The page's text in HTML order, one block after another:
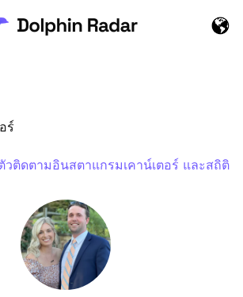
ร์
วติดตามอินสตาแกรมเคาน์เตอร์ และสถิติ